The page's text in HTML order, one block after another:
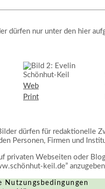
dürfen nur unter den hier
Web
Print
dürfen für redaktionelle
Personen, Firmen und
privaten Webseiten oder
keil.de”
Nutzungsbedingungen